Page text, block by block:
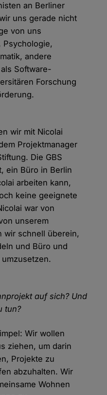
an Berliner
uns gerade nicht
von uns
Psychologie,
andere
Software-
Forschung
wir mit Nicolai
Projektmanager
Die GBS
ein Büro in Berlin
arbeiten kann,
keine geeignete
war von
unserem
wir schnell überein,
und Büro und
auf sich? Und
tun?
Wir wollen
ziehen, um darin
Projekte zu
abzuhalten. Wir
Wohnen